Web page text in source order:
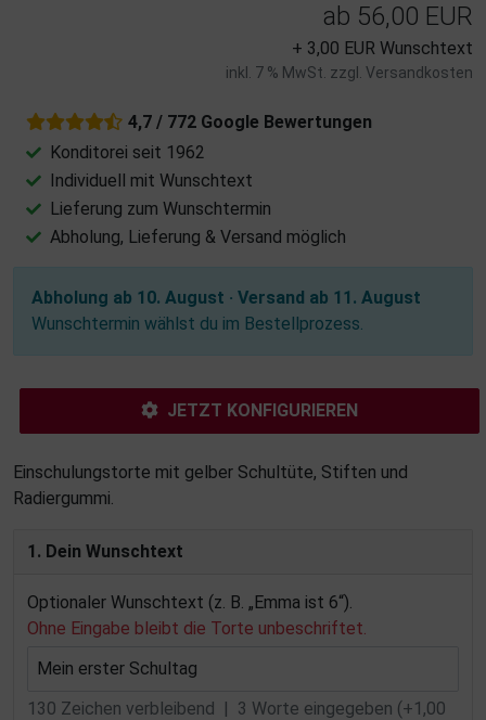
ab 56,00 EUR
+ 3,00 EUR Wunschtext
inkl. 7 % MwSt. zzgl. Versandkosten
4,7 / 772 Google Bewertungen
Konditorei seit 1962
Individuell mit Wunschtext
Lieferung zum Wunschtermin
Abholung, Lieferung & Versand möglich
Abholung ab 10. August · Versand ab 11. August
Wunschtermin wählst du im Bestellprozess.
JETZT KONFIGURIEREN
Einschulungstorte mit gelber Schultüte, Stiften und
Radiergummi.
1. Dein Wunschtext
Optionaler Wunschtext (z. B. „Emma ist 6“).
Ohne Eingabe bleibt die Torte unbeschriftet.
130 Zeichen verbleibend | 3 Worte eingegeben (+1,00